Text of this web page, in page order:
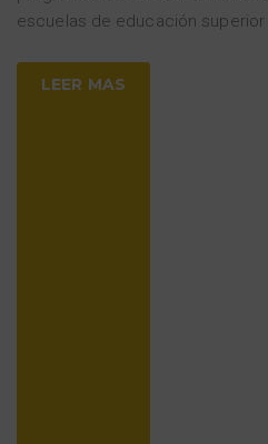
escuelas de educación superior
LEER MAS